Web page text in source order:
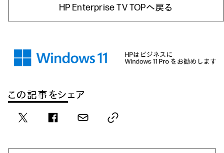
HP Enterprise TV TOPへ戻る
この記事をシェア